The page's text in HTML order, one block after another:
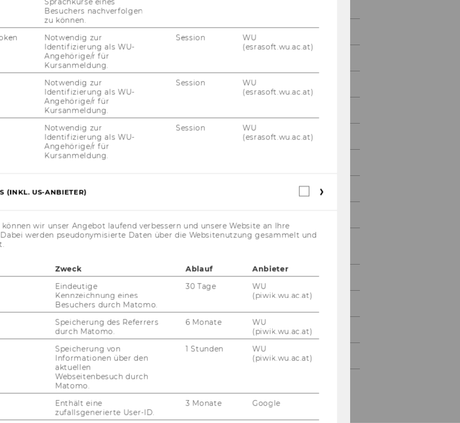
Re­se­arch da­ta­ba­se
Hannah Schuster
Stefani Tsaneva
Laura Waltersdorfer
Katharina Disselbacher-
Roman Franz
DI Lucia Wieger, MA
Doris Wyk
Besuchers nachverfolgen
zu können.
Notwendig zur
Identifizierung als WU-
Angehörige/r für
Kursanmeldung.
Session
WU
(esrasoft.wu.ac.at)
Notwendig zur
Identifizierung als WU-
Angehörige/r für
Kursanmeldung.
Session
WU
(esrasoft.wu.ac.at)
Notwendig zur
Identifizierung als WU-
Angehörige/r für
Kursanmeldung.
Session
WU
(esrasoft.wu.ac.at)
(INKL. US-ANBIETER)
Webstatistik
Anbieter)
wir unser Angebot laufend verbessern und unsere Website an Ihre
werden pseudonymisierte Daten über die Websitenutzung gesammelt und
Zweck Ablauf
Anbieter
Eindeutige
Kennzeichnung eines
Besuchers durch Matomo.
30 Tage
WU
(piwik.wu.ac.at)
Speicherung des Referrers
durch Matomo.
6 Monate
WU
(piwik.wu.ac.at)
Speicherung von
Informationen über den
aktuellen
Webseitenbesuch durch
Matomo.
1 Stunden
WU
(piwik.wu.ac.at)
Enthält eine
zufallsgenerierte User-ID.
3 Monate Google